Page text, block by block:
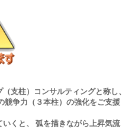
支柱）コンサルティングと称し、
競争力（３本柱）の強化をご支援
くと、 弧を描きながら上昇気流